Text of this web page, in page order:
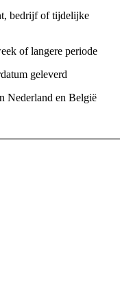
bedrijf of tijdelijke
of langere periode
geleverd
Nederland en België